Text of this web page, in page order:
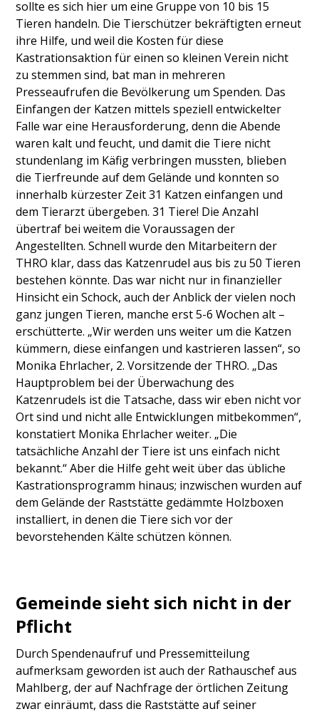
sollte es sich hier um eine Gruppe von 10 bis 15
Tieren handeln. Die Tierschützer bekräftigten erneut
ihre Hilfe, und weil die Kosten für diese
Kastrationsaktion für einen so kleinen Verein nicht
zu stemmen sind, bat man in mehreren
Presseaufrufen die Bevölkerung um Spenden. Das
Einfangen der Katzen mittels speziell entwickelter
Falle war eine Herausforderung, denn die Abende
waren kalt und feucht, und damit die Tiere nicht
stundenlang im Käfig verbringen mussten, blieben
die Tierfreunde auf dem Gelände und konnten so
innerhalb kürzester Zeit 31 Katzen einfangen und
dem Tierarzt übergeben. 31 Tiere! Die Anzahl
übertraf bei weitem die Voraussagen der
Angestellten. Schnell wurde den Mitarbeitern der
THRO klar, dass das Katzenrudel aus bis zu 50 Tieren
bestehen könnte. Das war nicht nur in finanzieller
Hinsicht ein Schock, auch der Anblick der vielen noch
ganz jungen Tieren, manche erst 5-6 Wochen alt –
erschütterte. „Wir werden uns weiter um die Katzen
kümmern, diese einfangen und kastrieren lassen“, so
Monika Ehrlacher, 2. Vorsitzende der THRO. „Das
Hauptproblem bei der Überwachung des
Katzenrudels ist die Tatsache, dass wir eben nicht vor
Ort sind und nicht alle Entwicklungen mitbekommen“,
konstatiert Monika Ehrlacher weiter. „Die
tatsächliche Anzahl der Tiere ist uns einfach nicht
bekannt.“ Aber die Hilfe geht weit über das übliche
Kastrationsprogramm hinaus; inzwischen wurden auf
dem Gelände der Raststätte gedämmte Holzboxen
installiert, in denen die Tiere sich vor der
bevorstehenden Kälte schützen können.
Gemeinde sieht sich nicht in der
Pflicht
Durch Spendenaufruf und Pressemitteilung
aufmerksam geworden ist auch der Rathauschef aus
Mahlberg, der auf Nachfrage der örtlichen Zeitung
zwar einräumt, dass die Raststätte auf seiner